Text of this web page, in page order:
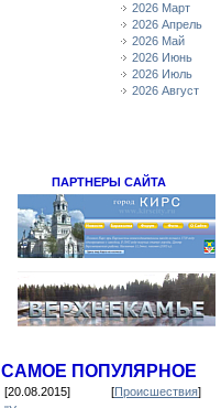
2026 Март
2026 Апрель
2026 Май
2026 Июнь
2026 Июль
2026 Август
ПАРТНЕРЫ САЙТА
САМОЕ ПОПУЛЯРНОЕ
[20.08.2015] [Происшествия]